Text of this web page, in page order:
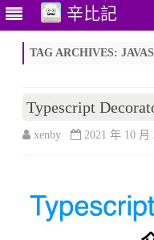
辛比記
TAG ARCHIVES:
Typescript
xenby 2021 年 10 月